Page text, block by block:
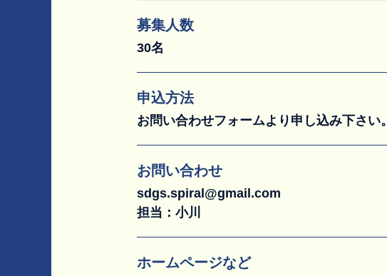
募集人数
30名
申込方法
お問い合わせフォームより申し込み下さい。
お問い合わせ
sdgs.spiral@gmail.com
担当：小川
ホームページなど